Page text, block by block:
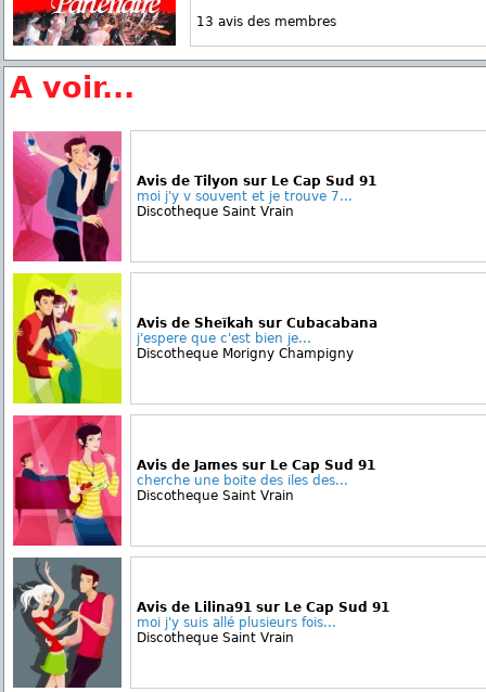
13 avis des membres
A voir...
Avis de Tilyon sur Le Cap Sud 91
moi j'y v souvent et je trouve 7...
Discotheque Saint Vrain
Avis de Sheïkah sur Cubacabana
j'espere que c'est bien je...
Discotheque Morigny Champigny
Avis de James sur Le Cap Sud 91
cherche une boite des iles des...
Discotheque Saint Vrain
Avis de Lilina91 sur Le Cap Sud 91
moi j'y suis allé plusieurs fois...
Discotheque Saint Vrain